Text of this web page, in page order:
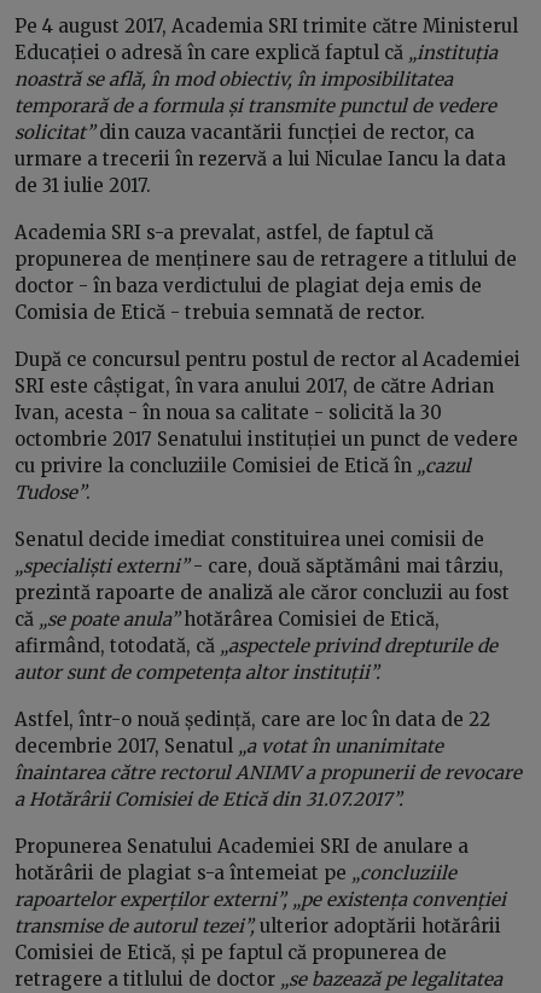
Pe 4 august 2017, Academia SRI trimite către Ministerul
Educației o adresă în care explică faptul că „instituția
noastră se află, în mod obiectiv, în imposibilitatea
temporară de a formula și transmite punctul de vedere
solicitat”din cauza vacantării funcției de rector, ca
urmare a trecerii în rezervă a lui Niculae Iancu la data
de 31 iulie 2017.
Academia SRI s-a prevalat, astfel, de faptul că
propunerea de menținere sau de retragere a titlului de
doctor - în baza verdictului de plagiat deja emis de
Comisia de Etică - trebuia semnată de rector.
După ce concursul pentru postul de rector al Academiei
SRI este câștigat, în vara anului 2017, de către Adrian
Ivan, acesta - în noua sa calitate - solicită la 30
octombrie 2017 Senatului instituției un punct de vedere
cu privire la concluziile Comisiei de Etică în „cazul
Tudose”.
Senatul decide imediat constituirea unei comisii de
„specialiști externi”- care, două săptămâni mai târziu,
prezintă rapoarte de analiză ale căror concluzii au fost
că „se poate anula”hotărârea Comisiei de Etică,
afirmând, totodată, că „aspectele privind drepturile de
autor sunt de competența altor instituții”.
Astfel, într-o nouă ședință, care are loc în data de 22
decembrie 2017, Senatul „a votat în unanimitate
înaintarea către rectorul ANIMV a propunerii de revocare
a Hotărârii Comisiei de Etică din 31.07.2017”.
Propunerea Senatului Academiei SRI de anulare a
hotărârii de plagiat s-a întemeiat pe „concluziile
rapoartelor experților externi”, „pe existența convenției
transmise de autorul tezei”, ulterior adoptării hotărârii
Comisiei de Etică, și pe faptul că propunerea de
retragere a titlului de doctor „se bazează pe legalitatea